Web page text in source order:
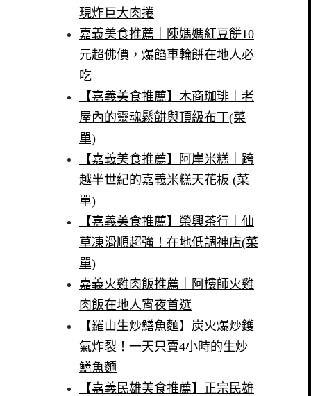
現炸巨大肉捲
嘉義美食推薦｜陳媽媽紅豆餅10
元超佛價，爆餡車輪餅在地人必
吃
【嘉義美食推薦】木商珈琲｜老
屋內的靈魂鬆餅與頂級布丁(菜
單)
【嘉義美食推薦】阿岸米糕｜跨
越半世紀的嘉義米糕天花板 (菜
單)
【嘉義美食推薦】榮興茶行｜仙
草凍滑順超強！在地低調神店(菜
單)
嘉義火雞肉飯推薦｜阿樓師火雞
肉飯在地人宵夜首選
【羅山生炒鱔魚麵】炭火爆炒鑊
氣炸裂！一天只賣4小時的生炒
鱔魚麵
【嘉義民雄美食推薦】正宗民雄